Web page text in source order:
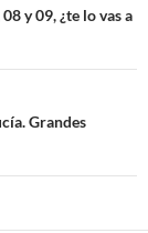
y 09, ¿te lo vas a
Grandes